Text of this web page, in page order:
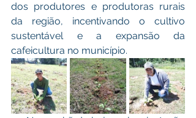
dos produtores e produtoras rurais
da região, incentivando o cultivo
sustentável e a expansão da
cafeicultura no município.